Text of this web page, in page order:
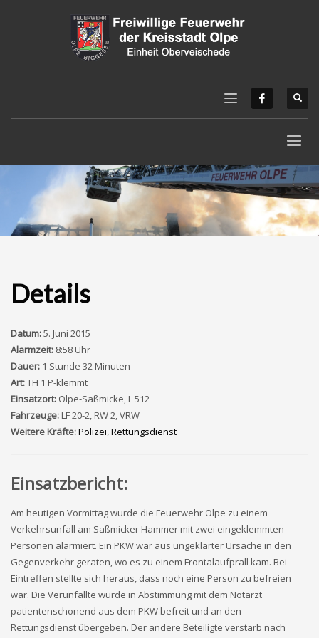
Details
Datum:5. Juni 2015
Alarmzeit: 8:58 Uhr
Dauer: 1 Stunde 32 Minuten
Art:TH 1 P-klemmt
Einsatzort: Olpe-Saßmicke, L 512
Fahrzeuge:LF 20-2, RW 2, VRW
Weitere Kräfte:Polizei,Rettungsdienst
Einsatzbericht:
Am heutigen Vormittag wurde die Feuerwehr Olpe zu einem
Verkehrsunfall am Saßmicker Hammer mit zwei eingeklemmten
Personen alarmiert. Ein PKW war aus ungeklärter Ursache in den
Gegenverkehr geraten, wo es zu einem Frontalaufprall kam. Bei
Eintreffen stellte sich heraus, dass noch eine Person zu befreien
war. Die Verunfallte wurde in Abstimmung mit dem Notarzt
patientenschonend aus dem PKW befreit und an den
Rettungsdienst übergeben. Der andere Beteiligte verstarb nach